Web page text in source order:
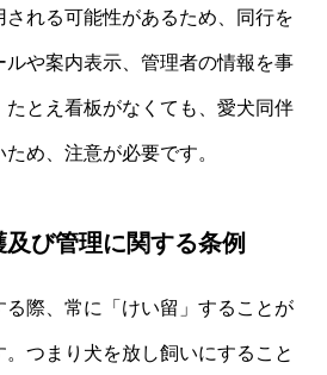
れる可能性があるため、同行を
や案内表示、管理者の情報を事
とえ看板がなくても、愛犬同伴
め、注意が必要です。
び管理に関する条例
際、常に「けい留」することが
つまり犬を放し飼いにすること